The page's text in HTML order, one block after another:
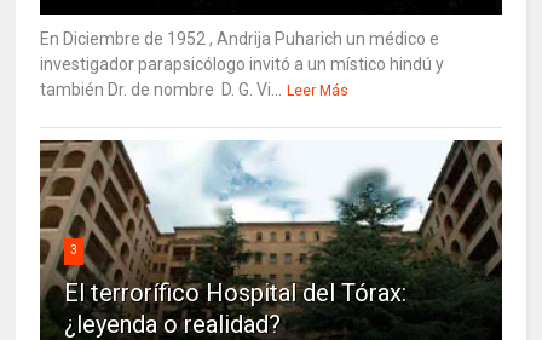
En Diciembre de 1952 , Andrija Puharich un médico e
investigador parapsicólogo invitó a un místico hindú y
también Dr. de nombre D. G. Vi...
Leer Más
3
El terrorífico Hospital del Tórax:
¿leyenda o realidad?